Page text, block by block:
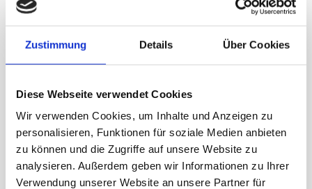
Zustimmung Details Über Cookies
Diese Webseite verwendet Cookies
Wir verwenden Cookies, um Inhalte und Anzeigen zu
personalisieren, Funktionen für soziale Medien anbieten
zu können und die Zugriffe auf unsere Website zu
analysieren. Außerdem geben wir Informationen zu Ihrer
Verwendung unserer Website an unsere Partner für
der Gewinnung von Nachwuchskräften ergänzt
bestehenden Kampagne des Bundesverbands
Fahrergewinnung. Denn schon jetzt fehlt
vielerorts Busfahrpersonal.
Fast täglich berichten Mitgliedsunternehmen von
Personalausfällen, wegen Corona, anderer
Erkrankungen und schlichtweg von Fahrerinnen